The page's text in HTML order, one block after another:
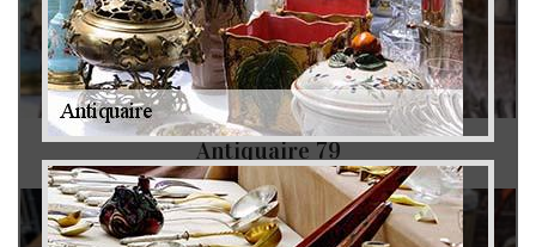
Antiquaire 79